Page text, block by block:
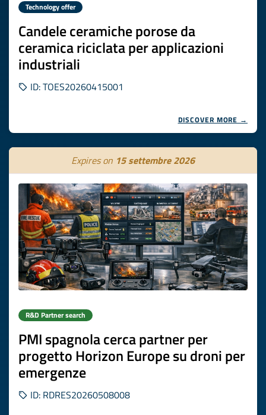
Technology offer
Candele ceramiche porose da
ceramica riciclata per applicazioni
industriali
ID: TOES20260415001
DISCOVER MORE →
Expires on 15 settembre 2026
R&D Partner search
PMI spagnola cerca partner per
progetto Horizon Europe su droni per
emergenze
ID: RDRES20260508008